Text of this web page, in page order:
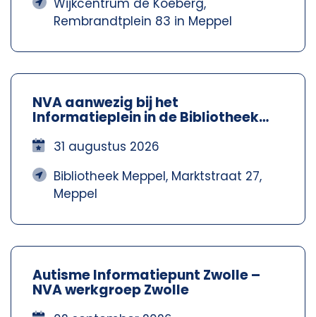
Rembrandtplein 83 in Meppel
NVA aanwezig bij het
Informatieplein in de Bibliotheek
Meppel
31 augustus 2026
Bibliotheek Meppel, Marktstraat 27,
Meppel
Autisme Informatiepunt Zwolle –
NVA werkgroep Zwolle